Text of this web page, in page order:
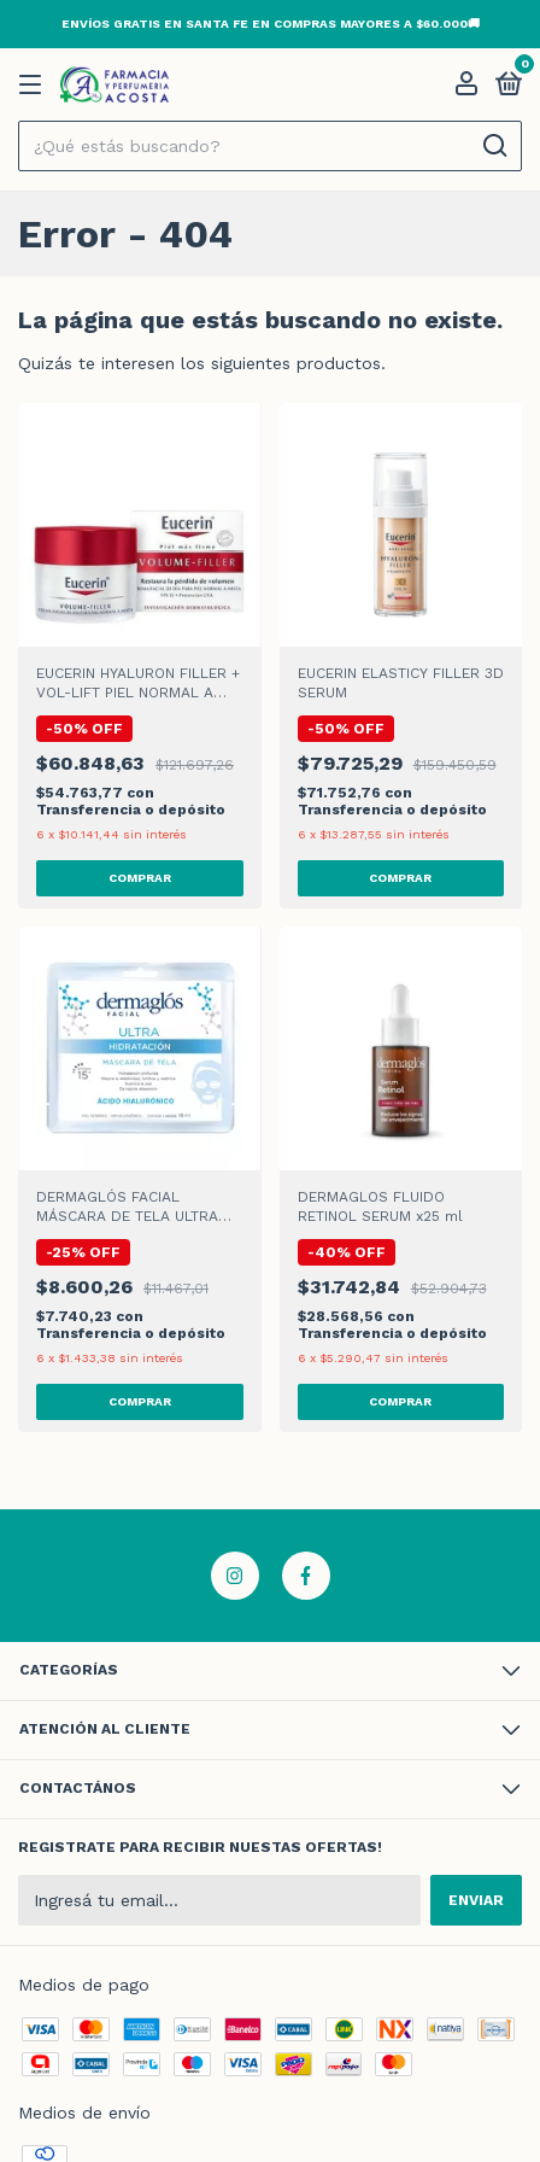
ENVÍOS GRATIS EN SANTA FE EN COMPRAS MAYORES A $60.000🚚
0
Error - 404
La página que estás buscando no existe.
Quizás te interesen los siguientes productos.
EUCERIN HYALURON FILLER +
VOL-LIFT PIEL NORMAL A
-50% OFF
$60.848,63
$121.697,26
$54.763,77 con
Transferencia o depósito
6 x $10.141,44 sin interés
EUCERIN ELASTICY FILLER 3D
SERUM
-50% OFF
$79.725,29
$159.450,59
$71.752,76 con
Transferencia o depósito
6 x $13.287,55 sin interés
DERMAGLÓS FACIAL
MÁSCARA DE TELA ULTRA
-25% OFF
$8.600,26
$11.467,01
$7.740,23 con
Transferencia o depósito
6 x $1.433,38 sin interés
DERMAGLOS FLUIDO
RETINOL SERUM x25 ml
-40% OFF
$31.742,84
$52.904,73
$28.568,56 con
Transferencia o depósito
6 x $5.290,47 sin interés
CATEGORÍAS
ATENCIÓN AL CLIENTE
CONTACTÁNOS
REGISTRATE PARA RECIBIR NUESTAS OFERTAS!
Medios de pago
Medios de envío